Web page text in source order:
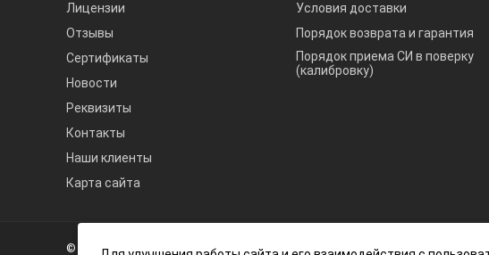
Лицензии
Отзывы
Сертификаты
Новости
Реквизиты
Контакты
Наши клиенты
Карта сайта
Условия доставки
Порядок возврата и гарантия
Порядок приема СИ в поверку
(калибровку)
© 2026 А3 Инжиниринг Обращаем Ваше внимание на то, что данный